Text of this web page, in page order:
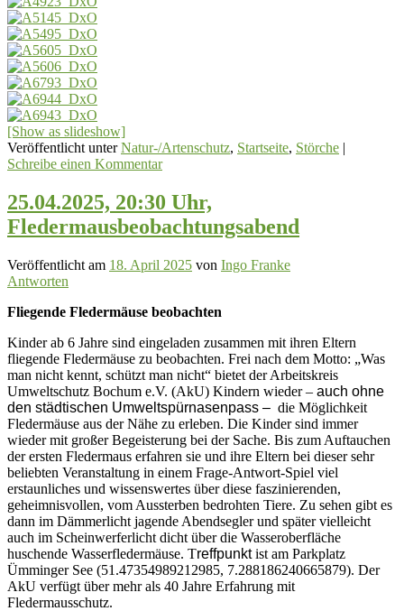
[Show as slideshow]
Veröffentlicht unter Natur-/Artenschutz, Startseite, Störche |
Schreibe einen Kommentar
25.04.2025, 20:30 Uhr,
Fledermausbeobachtungsabend
Veröffentlicht am 18. April 2025 von Ingo Franke
Antworten
Fliegende Fledermäuse beobachten
Kinder ab 6 Jahre sind eingeladen zusammen mit ihren Eltern
fliegende Fledermäuse zu beobachten. Frei nach dem Motto: „Was
man nicht kennt, schützt man nicht“ bietet der Arbeits­kreis
Umweltschutz Bochum e.V. (AkU) Kindern wieder – auch ohne
den städtischen Umweltspürnasenpass – die Möglichkeit
Fledermäuse aus der Nähe zu erleben. Die Kinder sind immer
wieder mit großer Begeisterung bei der Sache. Bis zum Auftauchen
der ersten Fledermaus erfahren sie und ihre Eltern bei dieser sehr
beliebten Veranstaltung in einem Frage-Antwort-Spiel viel
erstaunliches und wissenswertes über diese faszinierenden,
geheimnisvollen, vom Aussterben bedrohten Tiere. Zu sehen gibt es
dann im Dämmerlicht jagende Abendsegler und später vielleicht
auch im Scheinwerferlicht dicht über die Wasseroberfläche
huschende Wasserfledermäuse. Treffpunktist am Parkplatz
Ümminger See (51.47354989212985, 7.288186240665879). Der
AkU verfügt übermehr als 40 Jahre Erfahrung mit
Fledermausschutz.